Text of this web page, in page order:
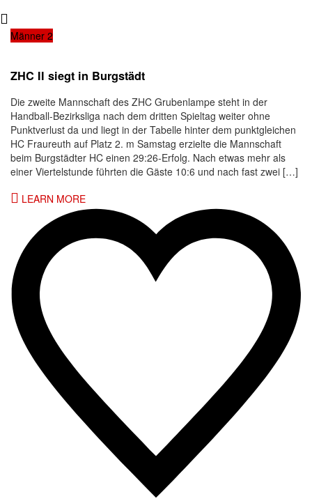
Männer 2
ZHC II siegt in Burgstädt
Die zweite Mannschaft des ZHC Grubenlampe steht in der
Handball-Bezirksliga nach dem dritten Spieltag weiter ohne
Punktverlust da und liegt in der Tabelle hinter dem punktgleichen
HC Fraureuth auf Platz 2. m Samstag erzielte die Mannschaft
beim Burgstädter HC einen 29:26-Erfolg. Nach etwas mehr als
einer Viertelstunde führten die Gäste 10:6 und nach fast zwei […]
LEARN MORE